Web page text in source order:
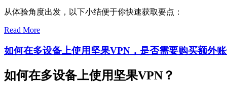
从体验角度出发，以下小结便于你快速获取要点：
Read More
如何在多设备上使用坚果VPN，是否需要购买额外
如何在多设备上使用坚果VPN？